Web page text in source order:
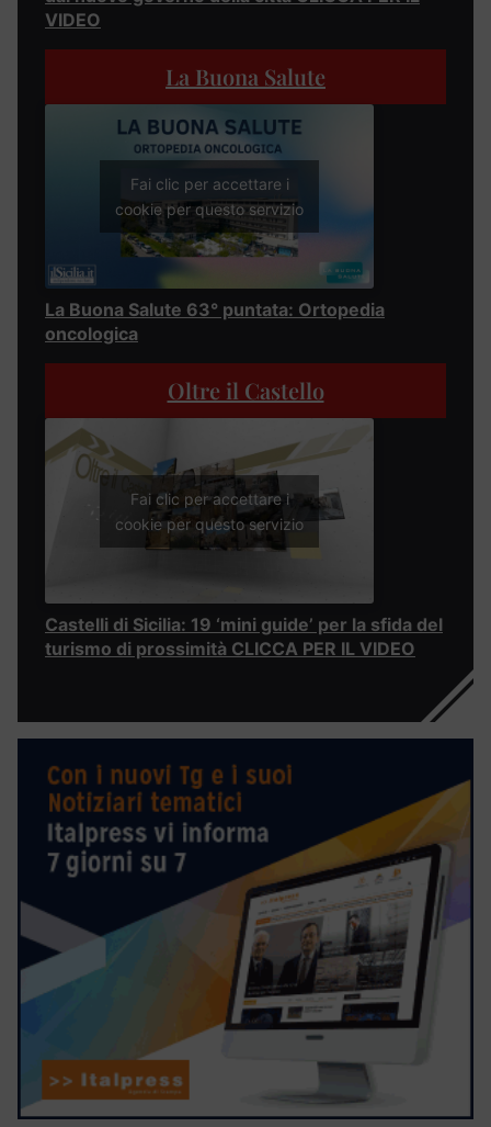
VIDEO
La Buona Salute
Fai clic per accettare i
cookie per questo servizio
La Buona Salute 63° puntata: Ortopedia
oncologica
Oltre il Castello
Fai clic per accettare i
cookie per questo servizio
Castelli di Sicilia: 19 ‘mini guide’ per la sfida del
turismo di prossimità CLICCA PER IL VIDEO